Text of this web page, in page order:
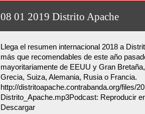
08 01 2019 Distrito Apache
Llega el resumen internacional 2018 a
más que recomendables de este año
mayoritariamente de EEUU y Gran
Grecia, Suiza, Alemania, Rusia o Francia.
http://distritoapache.contrabanda.org/files/
Distrito_Apache.mp3Podcast: Reproducir
Descargar